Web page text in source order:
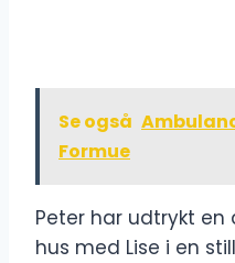
Se også
Formue
Peter har udtrykt
hus med Lise i en